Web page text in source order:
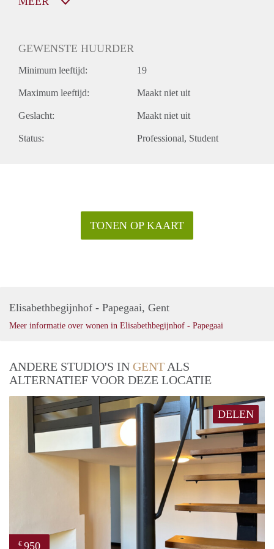
GEWENSTE HUURDER
Minimum leeftijd: 19
Maximum leeftijd: Maakt niet uit
Geslacht: Maakt niet uit
Status: Professional Student
TONEN OP KAART
Elisabethbegijnhof - Papegaai, Gent
Meer informatie over wonen in Elisabethbegijnhof - Papegaai
ANDERE STUDIO'S IN GENT ALS
ALTERNATIEF VOOR DEZE LOCATIE
DELEN
€ 950